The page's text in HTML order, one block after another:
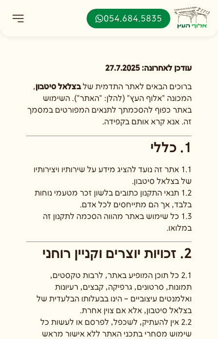
054.684.5835
עודכן לאחרונה: 27.7.2025
ברוכים הבאים לאתר התדמית שלבצלאל סיטבון,
המכונה "אלוף העץ" (להלן: "האתר"). השימוש
באתר כפוף להסכמתך לתנאים המפורטים במסמך
זה. אנא קרא אותם בקפידה.
1. כללי
1.1 אתר זה נועד להציג מידע על שירותיו ויצירותיו
של בצלאל סיטבון.
1.2 תנאי התקנון כתובים בלשון זכר מטעמי נוחות
בלבד, אך הם מתייחסים לכל אדם.
1.3 כל שימוש באתר מהווה הסכמה לתקנון זה
במלואו.
2. זכויות יוצרים וקניין רוחני
2.1 כל תוכן המופיע באתר, לרבות טקסטים,
תמונות, סרטונים, גרפיקה, קבצים, רעיונות
ואלמנטים עיצוביים – הינו בבעלותו הבלעדית של
בצלאל סיטבון, אלא אם צוין אחרת.
2.2 אין להעתיק, לשכפל, לפרסם או לעשות כל
שימוש מסחרי בתכני האתר ללא אישור מראש